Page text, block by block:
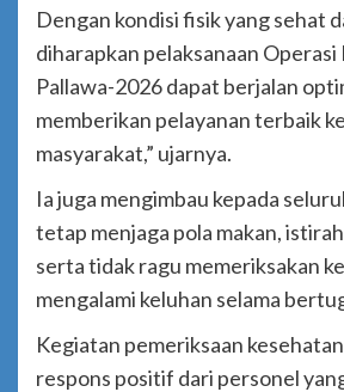
Dengan kondisi fisik yang sehat
diharapkan pelaksanaan Operasi
Pallawa-2026 dapat berjalan
memberikan pelayanan terbaik
masyarakat,” ujarnya.
Ia juga mengimbau kepada
tetap menjaga pola makan,
serta tidak ragu memeriksakan
mengalami keluhan selama
Kegiatan pemeriksaan
respons positif dari personel